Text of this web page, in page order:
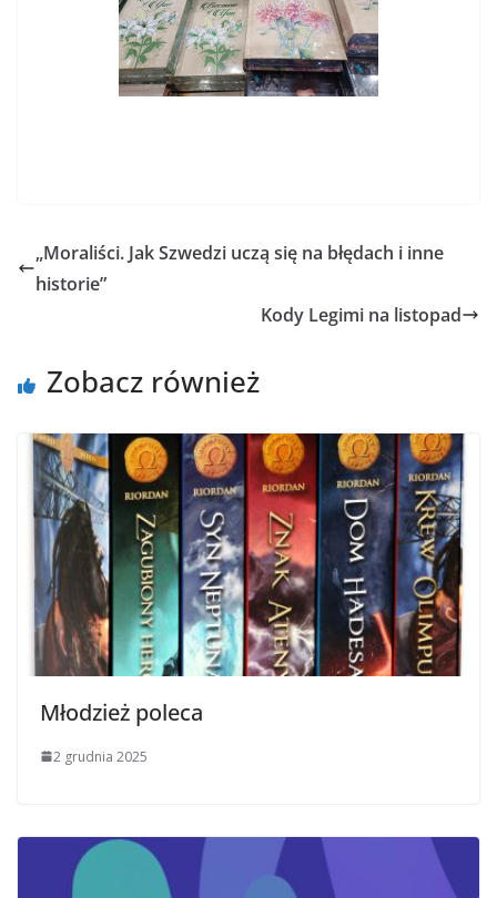
„Moraliści. Jak Szwedzi uczą się na błędach i inne
historie”
Kody Legimi na listopad
Zobacz również
Młodzież poleca
2 grudnia 2025